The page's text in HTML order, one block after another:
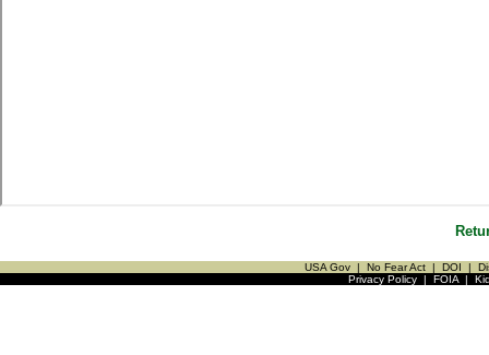
USA Gov | No Fear Act | DOI |
Privacy Policy| FOIA|